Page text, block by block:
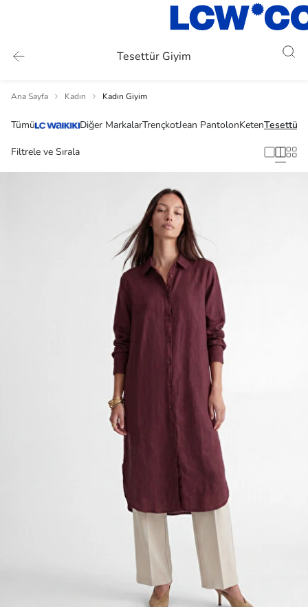
Tesettür Giyim
Ana Sayfa Kadın Kadın Giyim
Tümü Diğer MarkalarTrençkotJean PantolonKetenTesettür
Filtrele ve Sırala